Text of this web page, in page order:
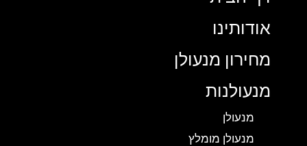
אודותינו
מחירון מנעולן
מנעולנות
מנעולן
מנעולן מומלץ